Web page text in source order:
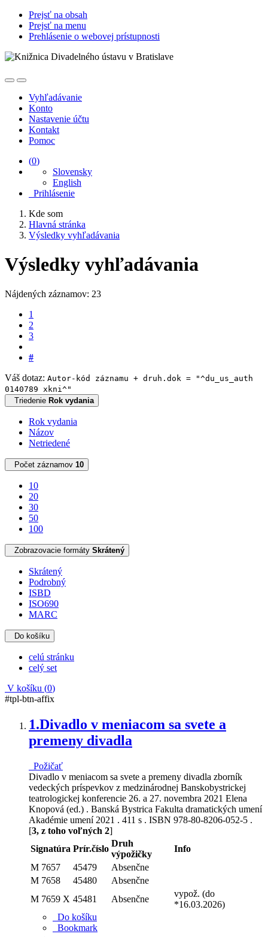
Prejsť na obsah
Prejsť na menu
Prehlásenie o webovej prístupnosti
Vyhľadávanie
Konto
Nastavenie účtu
Kontakt
Pomoc
(0)
Slovensky
English
Prihlásenie
Kde som
Hlavná stránka
Výsledky vyhľadávania
Výsledky vyhľadávania
Nájdených záznamov: 23
1
2
3
#
Váš dotaz: Autor-kód záznamu + druh.dok = "^du_us_auth
0140789 xkni^"
Triedenie Rok vydania
Rok vydania
Názov
Netriedené
Počet záznamov 10
10
20
30
50
100
Zobrazovacie formáty Skrátený
Skrátený
Podrobný
ISBD
ISO690
MARC
Do košíku
celú stránku
celý set
V košíku (0)
#tpl-btn-affix
1.Divadlo v meniacom sa svete a
premeny divadla
Požičať
Divadlo v meniacom sa svete a premeny divadla zborník
vedeckých príspevkov z medzinárodnej Banskobystrickej
teatrologickej konferencie 26. a 27. novembra 2021 Elena
Knopová (ed.) . Banská Bystrica Fakulta dramatických umení
Akadémie umení 2021 . 411 s . ISBN 978-80-8206-052-5 .
[3, z toho voľných 2]
Signatúra Prír.číslo
Druh
výpožičky
Info
M 7657
45479
Absenčne
M 7658
45480
Absenčne
M 7659 X 45481 Absenčne
vypož. (do
*16.03.2026)
Do košíku
Bookmark